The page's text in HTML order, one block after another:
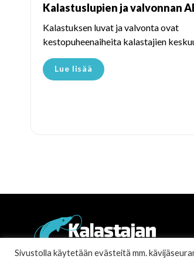
Kalastuslupien ja valvonnan
Kalastuksen luvat ja valvonta ovat
kestopuheenaiheita kalastajien
Lue lisää
Sivustolla käytetään evästeitä mm.